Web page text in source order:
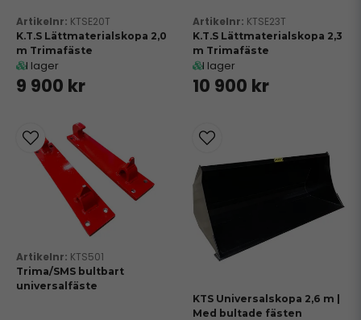
KTSE20T
K.T.S Lättmaterialskopa 2,0
m Trimafäste
I lager
9 900 kr
KTSE23T
K.T.S Lättmaterialskopa 2,3
m Trimafäste
I lager
10 900 kr
KTS501
Trima/SMS bultbart
universalfäste
KTS Universalskopa 2,6 m |
Med bultade fästen